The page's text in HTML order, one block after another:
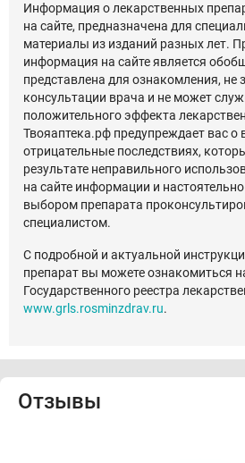
Информация о лекарственных
на сайте, предназначена для
материалы из изданий разных лет.
информация на сайте является
представлена для ознакомления, не
консультации врача и не может
положительного эффекта
Твояаптека.рф предупреждает вас
отрицательные последствиях,
результате неправильного
на сайте информации и
выбором препарата
специалистом.
С подробной и актуальной
препарат вы можете ознакомиться
Государственного реестра
www.grls.rosminzdrav.ru.
Отзывы